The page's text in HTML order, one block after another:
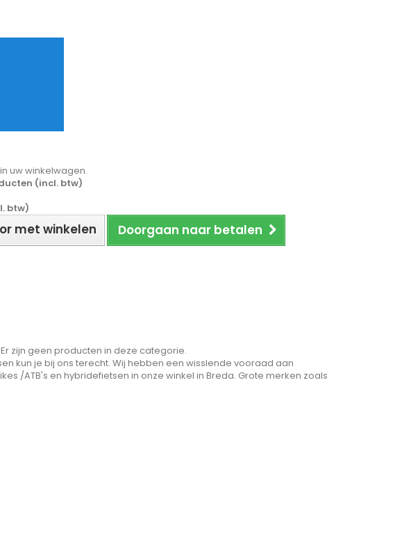
in uw winkelwagen.
(incl. btw)
btw)
met winkelen Doorgaan naar betalen
Er zijn geen producten in deze categorie.
kun je bij ons terecht. Wij hebben een wisslende vooraad aan
/ATB's en hybridefietsen in onze winkel in Breda. Grote merken zoals